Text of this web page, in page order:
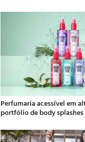
Perfumaria acessível em
portfólio de body